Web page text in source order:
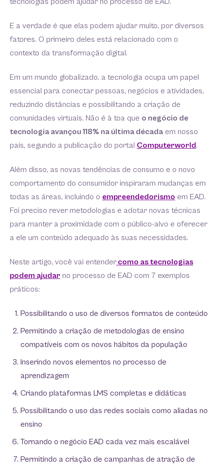
E a verdade é que elas podem ajudar muito, por diversos
fatores. O primeiro deles está relacionado com o
contexto da transformação digital.
Em um mundo globalizado, a tecnologia ocupa um papel
essencial para conectar pessoas, negócios e atividades,
reduzindo distâncias e possibilitando a criação de
comunidades virtuais. Não é à toa que o negócio de
tecnologia avançou 118% na última década em nosso
país, segundo a publicação do portal Computerworld.
Além disso, as novas tendências de consumo e o novo
comportamento do consumidor inspiraram mudanças em
todas as áreas, incluindo o empreendedorismo em EAD.
Foi preciso rever metodologias e adotar novas técnicas
para manter a proximidade com o público-alvo e oferecer
a ele um conteúdo adequado às suas necessidades.
Neste artigo, você vai entender como as tecnologias
podem ajudar no processo de EAD com 7 exemplos
práticos:
Possibilitando o uso de diversos formatos de conteúdo
Permitindo a criação de metodologias de ensino
compatíveis com os novos hábitos da população
Inserindo novos elementos no processo de
aprendizagem
Criando plataformas LMS completas e didáticas
Possibilitando o uso das redes sociais como aliadas no
ensino
Tornando o negócio EAD cada vez mais escalável
Permitindo a criação de campanhas de atração de